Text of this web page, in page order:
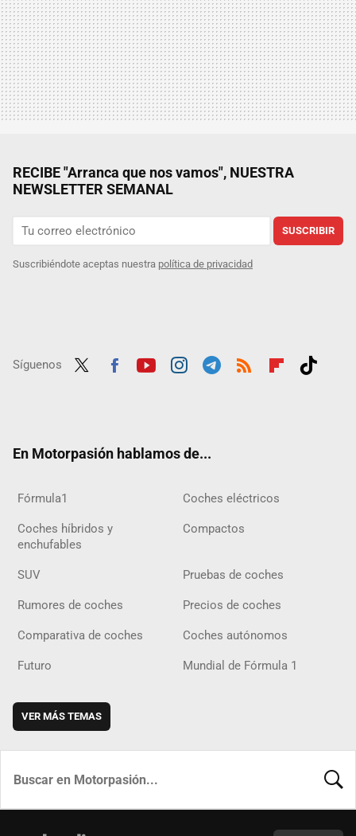
RECIBE "Arranca que nos vamos", NUESTRA
NEWSLETTER SEMANAL
SUSCRIBIR
Suscribiéndote aceptas nuestra política de privacidad
Síguenos
En Motorpasión hablamos de...
Fórmula1 Coches eléctricos
Coches híbridos y
enchufables
Compactos
SUV Pruebas de coches
Rumores de coches Precios de coches
Comparativa de coches Coches autónomos
Futuro Mundial de Fórmula 1
VER MÁS TEMAS